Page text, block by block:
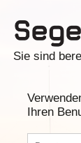
Sie sind
Ihren